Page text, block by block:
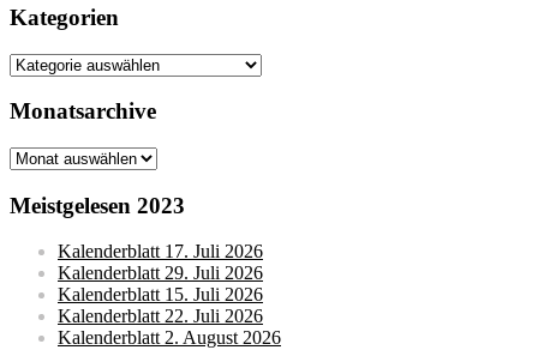
Kategorien
Kategorien
Monatsarchive
Monatsarchive
Meistgelesen 2023
Kalenderblatt 17. Juli 2026
Kalenderblatt 29. Juli 2026
Kalenderblatt 15. Juli 2026
Kalenderblatt 22. Juli 2026
Kalenderblatt 2. August 2026